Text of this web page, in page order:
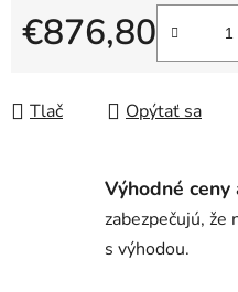
€876,80
Tlač Opýtať sa
Výhodné ceny
zabezpečujú, že
s výhodou.